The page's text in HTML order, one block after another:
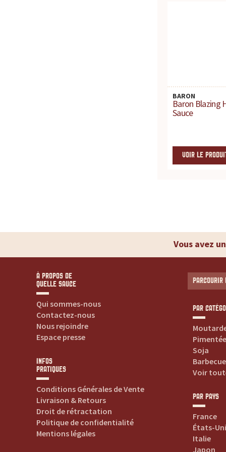
s
v
o
s
a
u
BARON
Baron Blazing
Sauce
VOIR LE
Vous avez
À PROPOS DE
QUELLE SAUCE
Qui sommes-nous
Contactez-nous
Nous rejoindre
Espace presse
INFOS
PRATIQUES
Conditions Générales de Vente
Livraison & Retours
Droit de rétractation
Politique de confidentialité
Mentions légales
PAR
Pimentée
Soja
Barbecue
Voir
PAR PAYS
France
États-
Italie
Japon